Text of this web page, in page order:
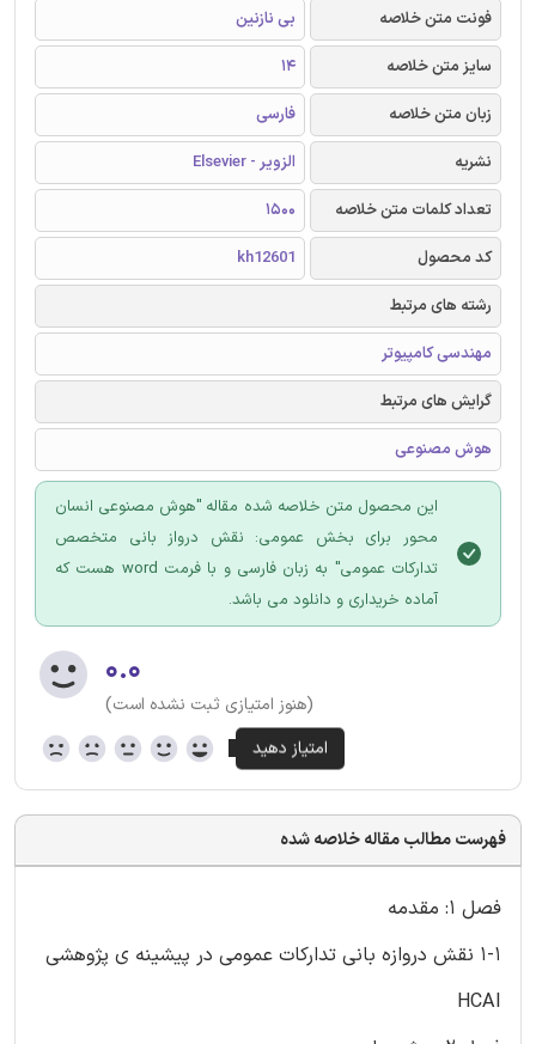
فونت متن خلاصه
بی نازنین
سایز متن خلاصه
14
زبان متن خلاصه
فارسی
نشریه
الزویر - Elsevier
تعداد کلمات متن خلاصه
1500
کد محصول
kh12601
رشته های مرتبط
مهندسی کامپیوتر
گرایش های مرتبط
هوش مصنوعی
این محصول متن خلاصه شده مقاله "هوش مصنوعی انسان
محور برای بخش عمومی: نقش درواز بانی متخصص
تدارکات عمومی" به زبان فارسی و با فرمت word هست که
آماده خریداری و دانلود می باشد.
۰.۰
(هنوز امتیازی ثبت نشده است)
فهرست مطالب مقاله خلاصه شده
فصل 1: مقدمه
1-1 نقش دروازه بانی تدارکات عمومی در پیشینه ی پژوهشی
HCAI